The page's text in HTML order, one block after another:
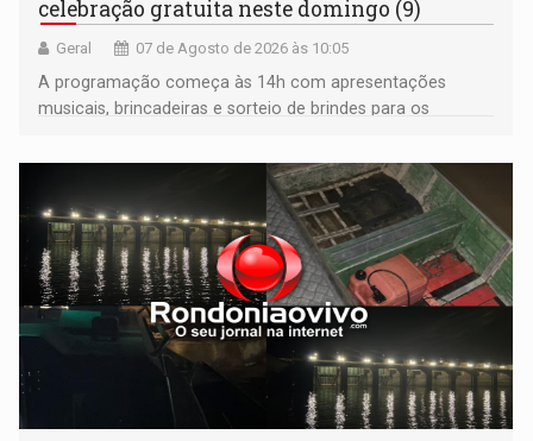
celebração gratuita neste domingo (9)
Geral 07 de Agosto de 2026 às 10:05
A programação começa às 14h com apresentações
musicais, brincadeiras e sorteio de brindes para os
bolo e canto de parabéns dedicado aos pais